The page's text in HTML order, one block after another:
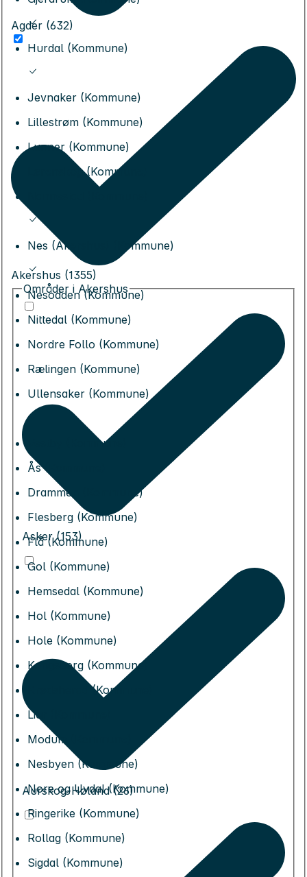
Hurdal (Kommune)
Jevnaker (Kommune)
Lillestrøm (Kommune)
Lunner (Kommune)
Lørenskog (Kommune)
Nes (Akershus) (Kommune)
Nesodden (Kommune)
Nittedal (Kommune)
Nordre Follo (Kommune)
Rælingen (Kommune)
Ullensaker (Kommune)
Vestby (Kommune)
Ås (Kommune)
Drammen (Kommune)
Flesberg (Kommune)
Flå (Kommune)
Gol (Kommune)
Hemsedal (Kommune)
Hol (Kommune)
Hole (Kommune)
Kongsberg (Kommune)
Krødsherad (Kommune)
Lier (Kommune)
Modum (Kommune)
Nesbyen (Kommune)
Nore og Uvdal (Kommune)
Ringerike (Kommune)
Rollag (Kommune)
Sigdal (Kommune)
Agder (632)
Akershus (1355)
Områder i Akershus
Asker (153)
Aurskog-Høland (26)